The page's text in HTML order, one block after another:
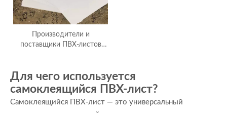
Производители и
поставщики ПВХ-листов
Для чего используется
самоклеящийся ПВХ-лист?
Самоклеящийся ПВХ-лист — это универсальный